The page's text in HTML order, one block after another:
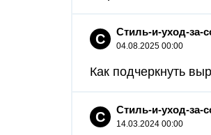
С Стиль-и-уход-за-
04.08.2025 00:00
Как подчеркнуть
С Стиль-и-уход-за-
14.03.2024 00:00